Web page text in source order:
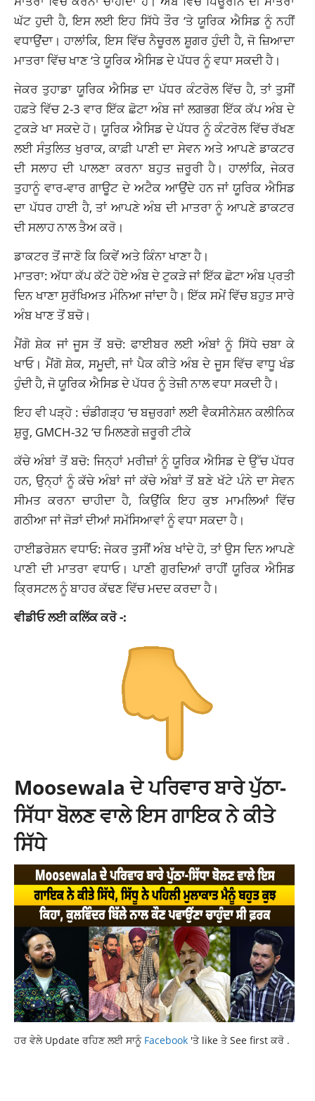
ਘੱਟ ਹੁਦੀ ਹੈ, ਇਸ ਲਈ ਇਹ ਸਿੱਧੇ ਤੌਰ ‘ਤੇ ਯੂਰਿਕ ਐਸਿਡ ਨੂੰ ਨਹੀਂ
ਵਧਾਉਂਦਾ। ਹਾਲਾਂਕਿ, ਇਸ ਵਿੱਚ ਨੈਚੂਰਲ ਸ਼ੂਗਰ ਹੁੰਦੀ ਹੈ, ਜੋ ਜ਼ਿਆਦਾ
ਮਾਤਰਾ ਵਿੱਚ ਖਾਣ ‘ਤੇ ਯੂਰਿਕ ਐਸਿਡ ਦੇ ਪੱਧਰ ਨੂੰ ਵਧਾ ਸਕਦੀ ਹੈ।
ਜੇਕਰ ਤੁਹਾਡਾ ਯੂਰਿਕ ਐਸਿਡ ਦਾ ਪੱਧਰ ਕੰਟਰੋਲ ਵਿੱਚ ਹੈ, ਤਾਂ ਤੁਸੀਂ
ਹਫ਼ਤੇ ਵਿੱਚ 2-3 ਵਾਰ ਇੱਕ ਛੋਟਾ ਅੰਬ ਜਾਂ ਲਗਭਗ ਇੱਕ ਕੱਪ ਅੰਬ ਦੇ
ਟੁਕੜੇ ਖਾ ਸਕਦੇ ਹੋ। ਯੂਰਿਕ ਐਸਿਡ ਦੇ ਪੱਧਰ ਨੂੰ ਕੰਟਰੋਲ ਵਿੱਚ ਰੱਖਣ
ਲਈ ਸੰਤੁਲਿਤ ਖੁਰਾਕ, ਕਾਫ਼ੀ ਪਾਣੀ ਦਾ ਸੇਵਨ ਅਤੇ ਆਪਣੇ ਡਾਕਟਰ
ਦੀ ਸਲਾਹ ਦੀ ਪਾਲਣਾ ਕਰਨਾ ਬਹੁਤ ਜ਼ਰੂਰੀ ਹੈ। ਹਾਲਾਂਕਿ, ਜੇਕਰ
ਤੁਹਾਨੂੰ ਵਾਰ-ਵਾਰ ਗਾਊਟ ਦੇ ਅਟੈਕ ਆਉਂਦੇ ਹਨ ਜਾਂ ਯੂਰਿਕ ਐਸਿਡ
ਦਾ ਪੱਧਰ ਹਾਈ ਹੈ, ਤਾਂ ਆਪਣੇ ਅੰਬ ਦੀ ਮਾਤਰਾ ਨੂੰ ਆਪਣੇ ਡਾਕਟਰ
ਦੀ ਸਲਾਹ ਨਾਲ ਤੈਅ ਕਰੋ।
ਡਾਕਟਰ ਤੋਂ ਜਾਣੋ ਕਿ ਕਿਵੇਂ ਅਤੇ ਕਿੰਨਾ ਖਾਣਾ ਹੈ।
ਮਾਤਰਾ: ਅੱਧਾ ਕੱਪ ਕੱਟੇ ਹੋਏ ਅੰਬ ਦੇ ਟੁਕੜੇ ਜਾਂ ਇੱਕ ਛੋਟਾ ਅੰਬ ਪ੍ਰਤੀ
ਦਿਨ ਖਾਣਾ ਸੁਰੱਖਿਅਤ ਮੰਨਿਆ ਜਾਂਦਾ ਹੈ। ਇੱਕ ਸਮੇਂ ਵਿੱਚ ਬਹੁਤ ਸਾਰੇ
ਅੰਬ ਖਾਣ ਤੋਂ ਬਚੋ।
ਮੈਂਗੋ ਸ਼ੇਕ ਜਾਂ ਜੂਸ ਤੋਂ ਬਚੋ: ਫਾਈਬਰ ਲਈ ਅੰਬਾਂ ਨੂੰ ਸਿੱਧੇ ਚਬਾ ਕੇ
ਖਾਓ। ਮੈਂਗੋ ਸ਼ੇਕ, ਸਮੂਦੀ, ਜਾਂ ਪੈਕ ਕੀਤੇ ਅੰਬ ਦੇ ਜੂਸ ਵਿੱਚ ਵਾਧੂ ਖੰਡ
ਹੁੰਦੀ ਹੈ, ਜੋ ਯੂਰਿਕ ਐਸਿਡ ਦੇ ਪੱਧਰ ਨੂੰ ਤੇਜ਼ੀ ਨਾਲ ਵਧਾ ਸਕਦੀ ਹੈ।
ਇਹ ਵੀ ਪੜ੍ਹੋ : ਚੰਡੀਗੜ੍ਹ ‘ਚ ਬਜ਼ੁਰਗਾਂ ਲਈ ਵੈਕਸੀਨੇਸ਼ਨ ਕਲੀਨਿਕ
ਸ਼ੁਰੂ, GMCH-32 ‘ਚ ਮਿਲਣਗੇ ਜ਼ਰੂਰੀ ਟੀਕੇ
ਕੱਚੇ ਅੰਬਾਂ ਤੋਂ ਬਚੋ: ਜਿਨ੍ਹਾਂ ਮਰੀਜ਼ਾਂ ਨੂੰ ਯੂਰਿਕ ਐਸਿਡ ਦੇ ਉੱਚ ਪੱਧਰ
ਹਨ, ਉਨ੍ਹਾਂ ਨੂੰ ਕੱਚੇ ਅੰਬਾਂ ਜਾਂ ਕੱਚੇ ਅੰਬਾਂ ਤੋਂ ਬਣੇ ਖੱਟੇ ਪੰਨੇ ਦਾ ਸੇਵਨ
ਸੀਮਤ ਕਰਨਾ ਚਾਹੀਦਾ ਹੈ, ਕਿਉਂਕਿ ਇਹ ਕੁਝ ਮਾਮਲਿਆਂ ਵਿੱਚ
ਗਠੀਆ ਜਾਂ ਜੋੜਾਂ ਦੀਆਂ ਸਮੱਸਿਆਵਾਂ ਨੂੰ ਵਧਾ ਸਕਦਾ ਹੈ।
ਹਾਈਡਰੇਸ਼ਨ ਵਧਾਓ: ਜੇਕਰ ਤੁਸੀਂ ਅੰਬ ਖਾਂਦੇ ਹੋ, ਤਾਂ ਉਸ ਦਿਨ ਆਪਣੇ
ਪਾਣੀ ਦੀ ਮਾਤਰਾ ਵਧਾਓ। ਪਾਣੀ ਗੁਰਦਿਆਂ ਰਾਹੀਂ ਯੂਰਿਕ ਐਸਿਡ
ਕ੍ਰਿਸਟਲ ਨੂੰ ਬਾਹਰ ਕੱਢਣ ਵਿੱਚ ਮਦਦ ਕਰਦਾ ਹੈ।
ਵੀਡੀਓ ਲਈ ਕਲਿੱਕ ਕਰੋ -:
Moosewala ਦੇ ਪਰਿਵਾਰ ਬਾਰੇ ਪੁੱਠਾ-
ਸਿੱਧਾ ਬੋਲਣ ਵਾਲੇ ਇਸ ਗਾਇਕ ਨੇ ਕੀਤੇ
ਸਿੱਧੇ
ਹਰ ਵੇਲੇ Update ਰਹਿਣ ਲਈ ਸਾਨੂੰ Facebook 'ਤੇ like ਤੇ See first ਕਰੋ .